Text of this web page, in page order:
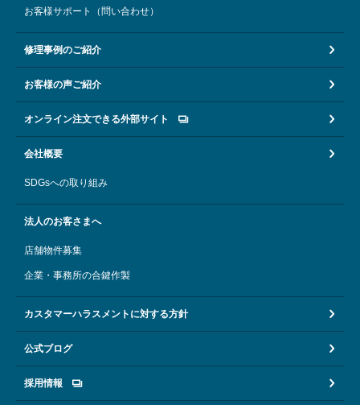
お客様サポート（問い合わせ）
修理事例のご紹介
お客様の声ご紹介
オンライン注文できる外部サイト
会社概要
SDGsへの取り組み
法人のお客さまへ
店舗物件募集
企業・事務所の合鍵作製
カスタマーハラスメントに対する方針
公式ブログ
採用情報